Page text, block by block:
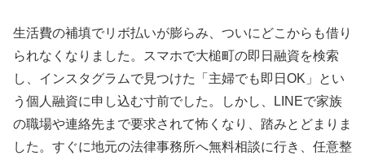
生活費の補填でリボ払いが膨らみ、ついにどこからも借り
られなくなりました。スマホで大槌町の即日融資を検索
し、インスタグラムで見つけた「主婦でも即日OK」とい
う個人融資に申し込む寸前でした。しかし、LINEで家族
の職場や連絡先まで要求されて怖くなり、踏みとどまりま
した。すぐに地元の法律事務所へ無料相談に行き、任意整